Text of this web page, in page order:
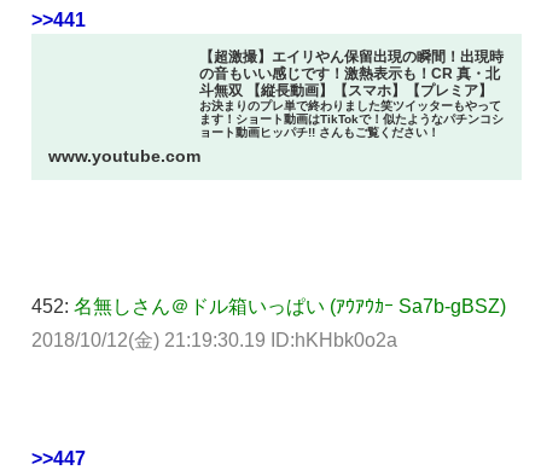
>>441
【超激撮】エイリやん保留出現の瞬間！出現時
の音もいい感じです！激熱表示も！CR 真・北
斗無双 【縦長動画】【スマホ】【プレミア】
お決まりのプレ単で終わりました笑ツイッターもやって
ます！ショート動画はTikTokで！似たようなパチンコシ
ョート動画ヒッパチ!! さんもご覧ください！
www.youtube.com
452: 名無しさん＠ドル箱いっぱい (ｱｳｱｳｶｰ Sa7b-gBSZ)
2018/10/12(金) 21:19:30.19 ID:hKHbk0o2a
>>447